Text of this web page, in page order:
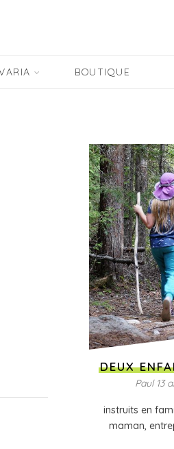
BOUTIQUE
DEUX
Paul 13
instruits en
maman,